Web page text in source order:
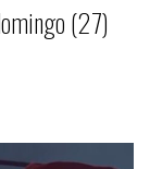
(27)